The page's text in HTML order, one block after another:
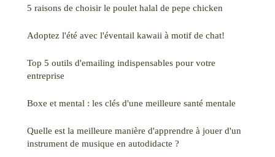
5 raisons de choisir le poulet halal de pepe chicken
Adoptez l'été avec l'éventail kawaii à motif de chat!
Top 5 outils d'emailing indispensables pour votre
entreprise
Boxe et mental : les clés d'une meilleure santé mentale
Quelle est la meilleure manière d'apprendre à jouer d'un
instrument de musique en autodidacte ?